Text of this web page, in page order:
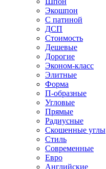
Экошпон
С патиной
ДСП
Стоимость
Дешевые
Дорогие
Эконом-класс
Элитные
Форма
П-образные
Угловые
Прямые
Радиусные
Скошенные углы
Стиль
Современные
Евро
Английские